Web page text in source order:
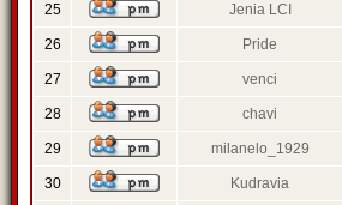
25 Jenia LCI
26 Pride
27 venci
28 chavi
29 milanelo_1929
30 Kudravia